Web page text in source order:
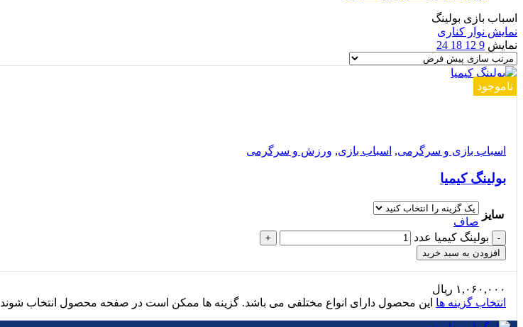
اسباب بازی بولینگ
نمایش نوار کناری
نمایش 9
12
18
24
ناموجود
مقایسه
اسباب بازی و سرگرمی, اسباب بازی, ورزش و سرگرمی
بولینگ کیمیا
سایز
صاف
- بولینگ کیمیا عدد
+
افزودن به سبد خرید
۱,۰۶۰,۰۰۰ ریال
انتخاب گزینه ها این محصول دارای انواع مختلفی می باشد. گزینه ها ممکن است در صفحه محصول انتخاب شوند